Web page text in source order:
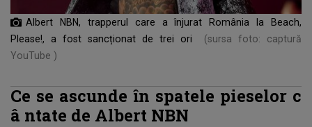
Albert NBN, trapperul care a înjurat România la Beach,
Please!, a fost sancționat de trei ori
(sursa foto: captură
YouTube )
Ce se ascunde în spatele pieselor c
â ntate de Albert NBN